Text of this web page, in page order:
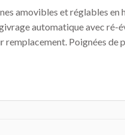
amovibles et réglables en
automatique avec ré-
remplacement. Poignées de